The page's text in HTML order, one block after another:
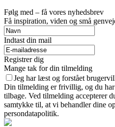
Følg med – få vores nyhedsbrev
Få inspiration, viden og små
Indtast din mail
Registrer dig
Mange tak for din tilmelding
Jeg har læst og forstået
Din tilmelding er frivillig, og du
tilbage. Ved tilmelding accepterer
samtykke til, at vi behandler dine
persondatapolitik.